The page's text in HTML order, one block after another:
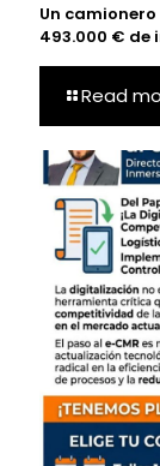
Un
493.000 € de
Read